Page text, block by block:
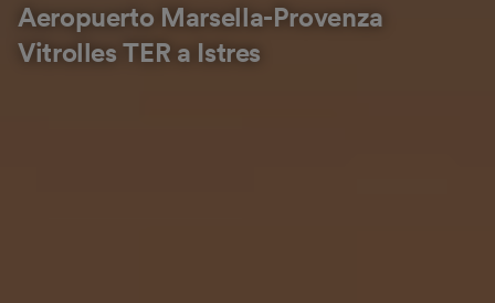
Aeropuerto Marsella-Provenza
Vitrolles TER a Istres